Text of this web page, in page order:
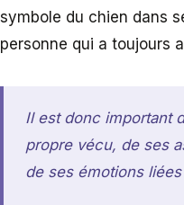
symbole du chien dans
personne qui a toujours
Il est donc important
propre vécu, de ses
de ses émotions liées